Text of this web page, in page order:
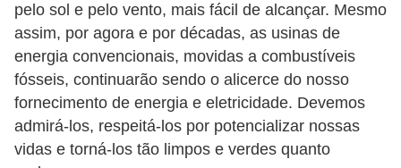
pelo sol e pelo vento, mais fácil de alcançar. Mesmo
assim, por agora e por décadas, as usinas de
energia convencionais, movidas a combustíveis
fósseis, continuarão sendo o alicerce do nosso
fornecimento de energia e eletricidade. Devemos
admirá-los, respeitá-los por potencializar nossas
vidas e torná-los tão limpos e verdes quanto